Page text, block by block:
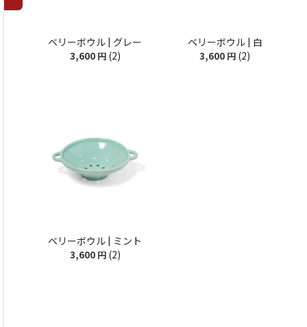
ベリーボウル | グレー
3,600 円 (2)
ベリーボウル | 白
3,600 円 (2)
ベリーボウル | ミント
3,600 円 (2)